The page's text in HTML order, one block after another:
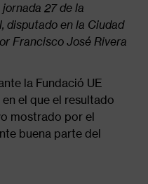
27 de la
disputado en la Ciudad
Francisco José Rivera
la Fundació UE
el que el resultado
mostrado por el
buena parte del